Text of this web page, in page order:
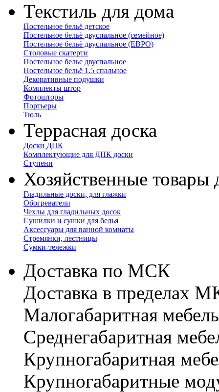
Текстиль для дома
Постельное бельё детское
Постельное бельё двуспальное (семейное)
Постельное бельё двуспальное (ЕВРО)
Столовые скатерти
Постельное белье двуспальное
Постельное бельё 1.5 спальное
Декоративные подушки
Комплекты штор
Фотошторы
Портьеры
Тюль
Террасная доска
Доски ДПК
Комплектующие для ДПК доски
Ступени
Хозяйственные товары
Гладильные доски, для глажки
Обогреватели
Чехлы для гладильных досок
Сушилки и сушки для белья
Аксессуары для ванной комнаты
Стремянки, лестницы
Сумки-тележки
Доставка по МСК
Доставка в пределах
Малогабаритная
Cреднегабаритная
Крупногабаритная
Крупногабаритные